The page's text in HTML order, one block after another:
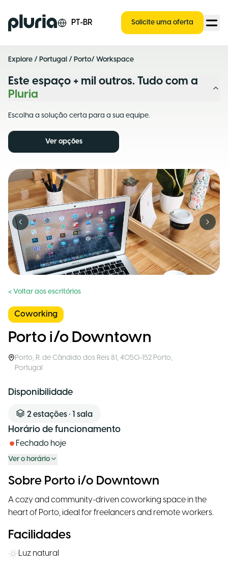
Logo Pluria PT-BR Solicite uma oferta
Explore / Portugal / Porto/ Workspace
Este espaço + mil outros. Tudo com a
Pluria
Escolha a solução certa para a sua equipe.
Ver opções
Previous slide Next
< Voltar aos escritórios
Coworking
Porto i/o Downtown
Porto, R. de Cândido dos Reis 81, 4050-152 Porto,
Portugal
Disponibilidade
2 estações • 1 sala
Horário de funcionamento
Fechado hoje
Ver o horário
Sobre Porto i/o Downtown
A cozy and community-driven coworking space in the
heart of Porto, ideal for freelancers and remote workers.
Facilidades
Luz natural